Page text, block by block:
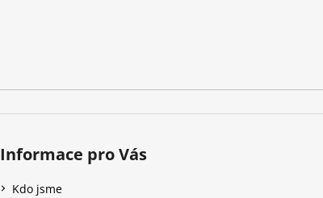
Informace pro Vás
Kdo jsme